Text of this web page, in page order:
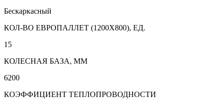
Бескаркасный
КОЛ-ВО ЕВРОПАЛЛЕТ (1200Х800), ЕД.
15
КОЛЕСНАЯ БАЗА, ММ
6200
КОЭФФИЦИЕНТ ТЕПЛОПРОВОДНОСТИ